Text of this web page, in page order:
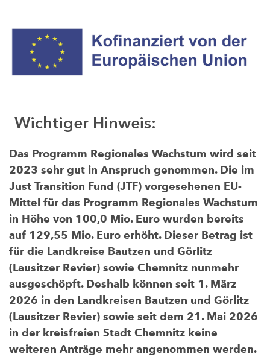
Wichtiger Hinweis:
Das Programm Regionales Wachstum wird seit
2023 sehr gut in Anspruch genommen. Die im
Just Transition Fund (JTF) vorgesehenen EU-
Mittel für das Programm Regionales Wachstum
in Höhe von 100,0 Mio. Euro wurden bereits
auf 129,55 Mio. Euro erhöht. Dieser Betrag ist
für die Landkreise Bautzen und Görlitz
(Lausitzer Revier) sowie Chemnitz nunmehr
ausgeschöpft. Deshalb können seit 1. März
2026 in den Landkreisen Bautzen und Görlitz
(Lausitzer Revier) sowie seit dem 21. Mai 2026
in der kreisfreien Stadt Chemnitz keine
weiteren Anträge mehr angenommen werden.